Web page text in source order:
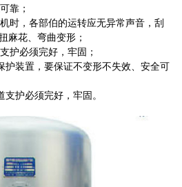
靠；
时，各部伯的运转应无异常声音，刮
麻花、弯曲变形；
护必须完好，牢固；
护装置，要保证不变形不失效、安全可
护必须完好，牢固。